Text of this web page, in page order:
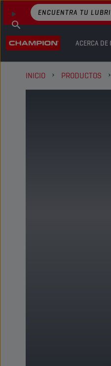
ACERCA DE
ENCUENTRA TU
INICIO PRODUCTOS